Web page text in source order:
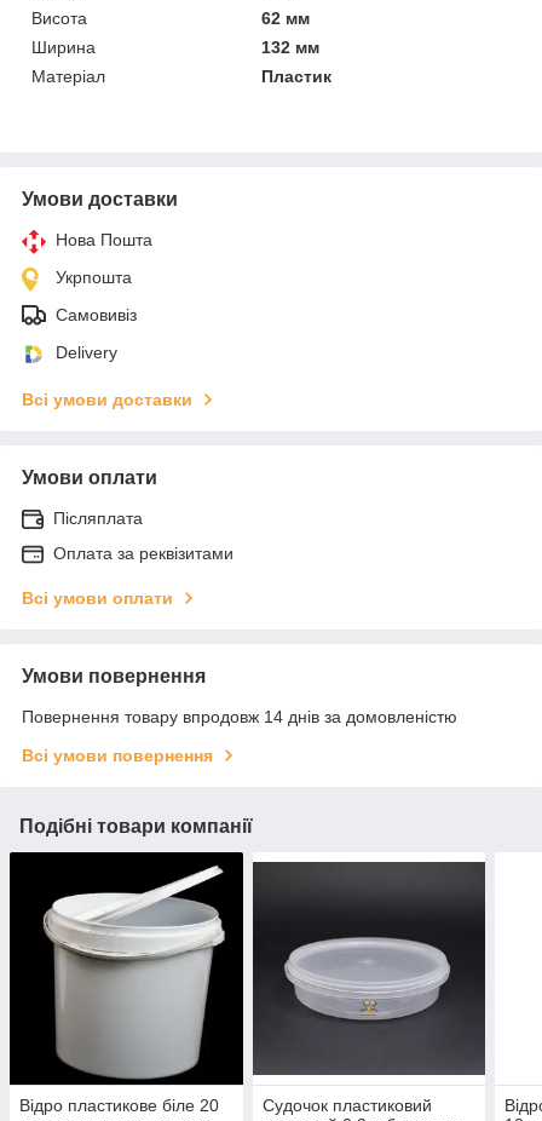
Висота
62 мм
Ширина
132 мм
Матеріал
Пластик
Умови доставки
Нова Пошта
Укрпошта
Самовивіз
Delivery
Всі умови доставки
Умови оплати
Післяплата
Оплата за реквізитами
Всі умови оплати
Умови повернення
Повернення товару впродовж 14 днів за домовленістю
Всі умови повернення
Подібні товари компанії
Відро пластикове біле 20
Судочок пластиковий